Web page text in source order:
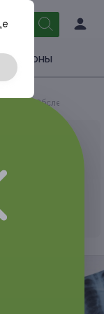
Обследования
которые